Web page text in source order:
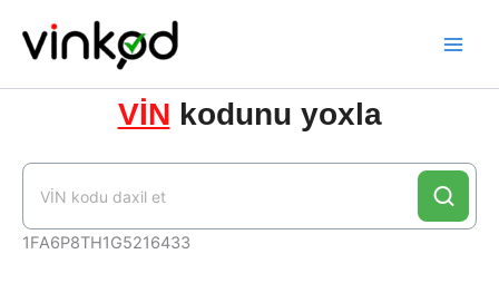
content
VİN kodunu yoxla
1FA6P8TH1G5216433